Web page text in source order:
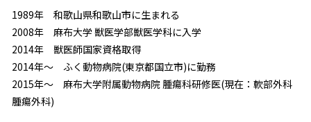
1989年 和歌山県和歌山市に生まれる
2008年 麻布大学 獣医学部獣医学科に入学
2014年 獣医師国家資格取得
2014年～ ふく動物病院(東京都国立市)に勤務
2015年～ 麻布大学附属動物病院 腫瘍科研修医(現在：軟部外科
腫瘍外科)